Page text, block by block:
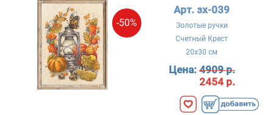
-50%
Арт. зх-039
Золотые ручки
Счетный Крест
20x30 см
Цена:4909 р.
2454 р.